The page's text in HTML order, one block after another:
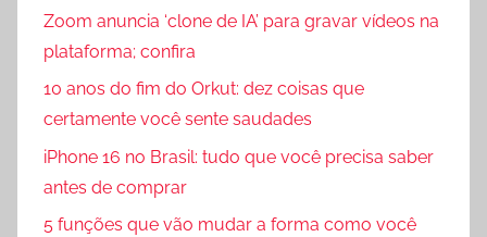
Zoom anuncia ‘clone de IA’ para gravar vídeos na
plataforma; confira
10 anos do fim do Orkut: dez coisas que
certamente você sente saudades
iPhone 16 no Brasil: tudo que você precisa saber
antes de comprar
5 funções que vão mudar a forma como você